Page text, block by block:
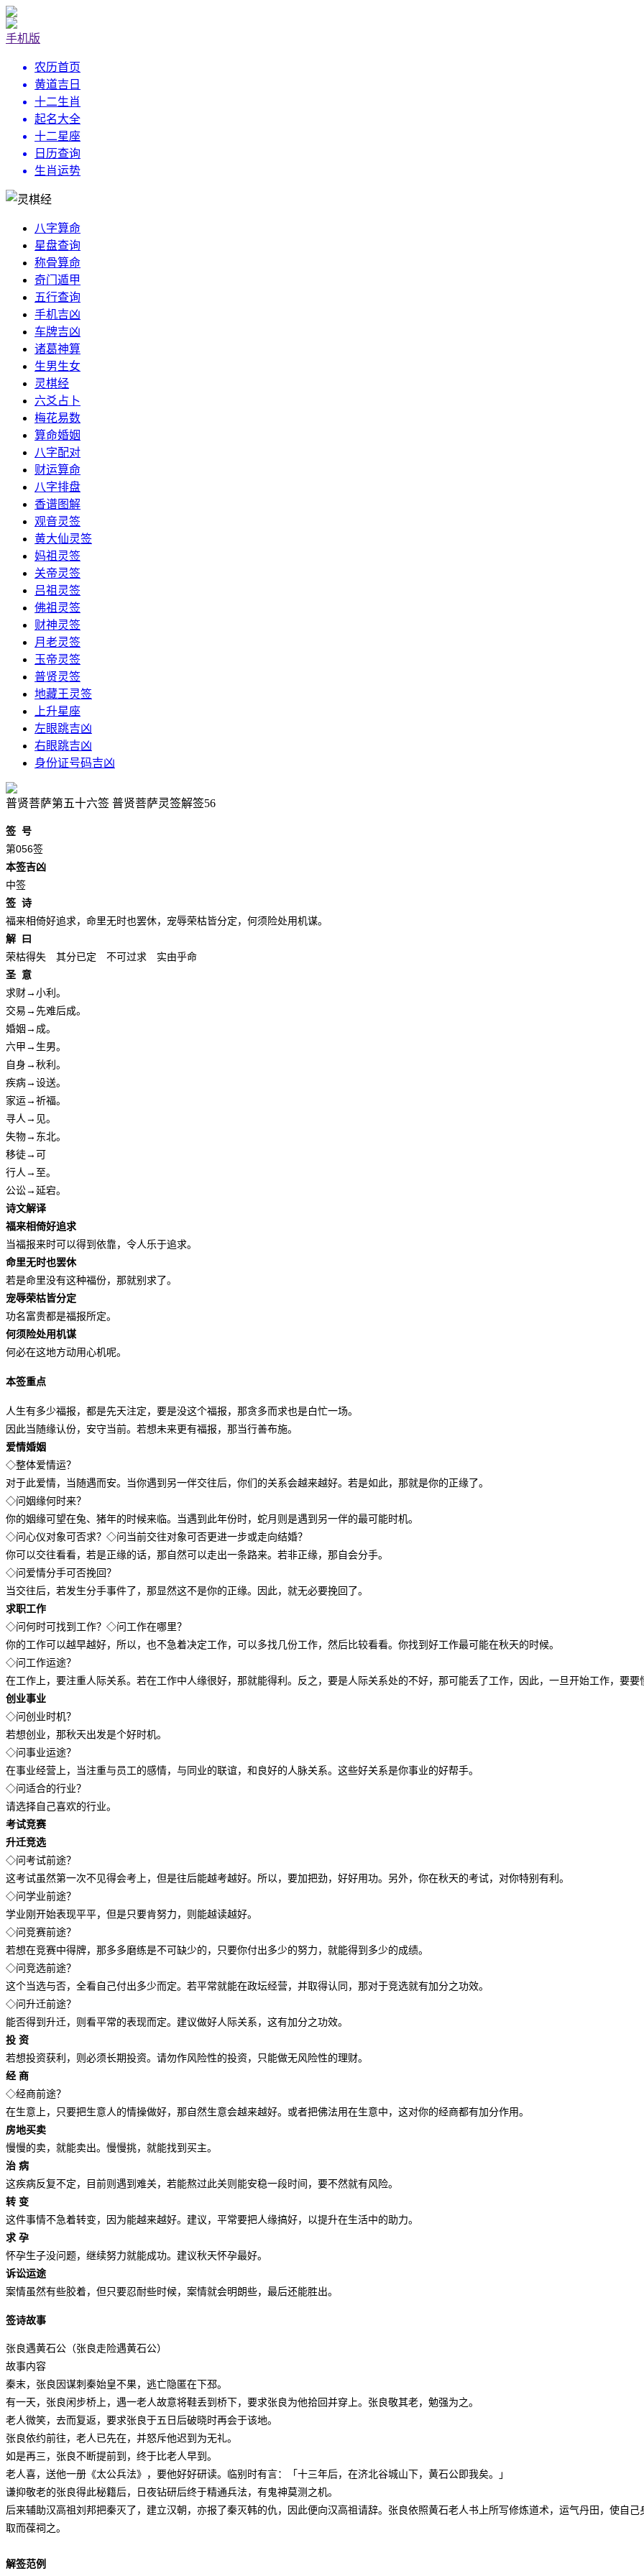
手机版
农历首页
黄道吉日
十二生肖
起名大全
十二星座
日历查询
生肖运势
八字算命
星盘查询
称骨算命
奇门遁甲
五行查询
手机吉凶
车牌吉凶
诸葛神算
生男生女
灵棋经
六爻占卜
梅花易数
算命婚姻
八字配对
财运算命
八字排盘
香谱图解
观音灵签
黄大仙灵签
妈祖灵签
关帝灵签
吕祖灵签
佛祖灵签
财神灵签
月老灵签
玉帝灵签
普贤灵签
地藏王灵签
上升星座
左眼跳吉凶
右眼跳吉凶
身份证号码吉凶
普贤菩萨第五十六签 普贤菩萨灵签解签56
签 号
第056签
本签吉凶
中签
签 诗
福来相倚好追求，命里无时也罢休，宠辱荣枯皆分定，何须险处用机谋。
解 曰
荣枯得失 其分已定 不可过求 实由乎命
圣 意
求财→小利。
交易→先难后成。
婚姻→成。
六甲→生男。
自身→秋利。
疾病→设送。
家运→祈福。
寻人→见。
失物→东北。
移徒→可
行人→至。
公讼→延宕。
诗文解译
福来相倚好追求
当福报来时可以得到依靠，令人乐于追求。
命里无时也罢休
若是命里没有这种福份，那就别求了。
宠辱荣枯皆分定
功名富贵都是福报所定。
何须险处用机谋
何必在这地方动用心机呢。
本签重点
人生有多少福报，都是先天注定，要是没这个福报，那贪多而求也是白忙一场。
因此当随缘认份，安守当前。若想未来更有福报，那当行善布施。
爱情婚姻
◇整体爱情运？
对于此爱情，当随遇而安。当你遇到另一伴交往后，你们的关系会越来越好。若是如此，那就是你的正缘了。
◇问姻缘何时来？
你的姻缘可望在兔、猪年的时候来临。当遇到此年份时，蛇月则是遇到另一伴的最可能时机。
◇问心仪对象可否求？◇问当前交往对象可否更进一步或走向结婚？
你可以交往看看，若是正缘的话，那自然可以走出一条路来。若非正缘，那自会分手。
◇问爱情分手可否挽回？
当交往后，若发生分手事件了，那显然这不是你的正缘。因此，就无必要挽回了。
求职工作
◇问何时可找到工作？◇问工作在哪里？
你的工作可以越早越好，所以，也不急着决定工作，可以多找几份工作，然后比较看看。你找到好工作最可能在秋天的时候。
◇问工作运途？
在工作上，要注重人际关系。若在工作中人缘很好，那就能得利。反之，要是人际关系处的不好，那可能丢了工作，因此，一旦开始工作，要要
创业事业
◇问创业时机？
若想创业，那秋天出发是个好时机。
◇问事业运途？
在事业经营上，当注重与员工的感情，与同业的联谊，和良好的人脉关系。这些好关系是你事业的好帮手。
◇问适合的行业？
请选择自己喜欢的行业。
考试竞赛
升迁竞选
◇问考试前途？
这考试虽然第一次不见得会考上，但是往后能越考越好。所以，要加把劲，好好用功。另外，你在秋天的考试，对你特别有利。
◇问学业前途？
学业刚开始表现平平，但是只要肯努力，则能越读越好。
◇问竞赛前途？
若想在竞赛中得牌，那多多磨练是不可缺少的，只要你付出多少的努力，就能得到多少的成绩。
◇问竞选前途？
这个当选与否，全看自己付出多少而定。若平常就能在政坛经营，并取得认同，那对于竞选就有加分之功效。
◇问升迁前途？
能否得到升迁，则看平常的表现而定。建议做好人际关系，这有加分之功效。
投 资
若想投资获利，则必须长期投资。请勿作风险性的投资，只能做无风险性的理财。
经 商
◇经商前途？
在生意上，只要把生意人的情操做好，那自然生意会越来越好。或者把佛法用在生意中，这对你的经商都有加分作用。
房地买卖
慢慢的卖，就能卖出。慢慢挑，就能找到买主。
治 病
这疾病反复不定，目前则遇到难关，若能熬过此关则能安稳一段时间，要不然就有风险。
转 变
这件事情不急着转变，因为能越来越好。建议，平常要把人缘搞好，以提升在生活中的助力。
求 孕
怀孕生子没问题，继续努力就能成功。建议秋天怀孕最好。
诉讼运途
案情虽然有些胶着，但只要忍耐些时候，案情就会明朗些，最后还能胜出。
签诗故事
张良遇黄石公（张良走险遇黄石公）
故事内容
秦末，张良因谋刺秦始皇不果，逃亡隐匿在下邳。
有一天，张良闲步桥上，遇一老人故意将鞋丢到桥下，要求张良为他拾回并穿上。张良敬其老，勉强为之。
老人微笑，去而复返，要求张良于五日后破晓时再会于该地。
张良依约前往，老人已先在，并怒斥他迟到为无礼。
如是再三，张良不断提前到，终于比老人早到。
老人喜，送他一册《太公兵法》，要他好好研读。临别时有言：「十三年后，在济北谷城山下，黄石公即我矣。」
谦抑敬老的张良得此秘籍后，日夜钻研后终于精通兵法，有鬼神莫测之机。
后来辅助汉高祖刘邦把秦灭了，建立汉朝，亦报了秦灭韩的仇，因此便向汉高祖请辞。张良依照黄石老人书上所写修炼道术，运气丹田，使自
取而葆祠之。
解签范例